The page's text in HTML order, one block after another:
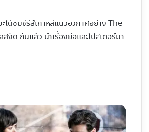
ะได้ชมซีรีส์เกาหลีแนวอวกาศอย่าง The
สงัด กันแล้ว นำเรื่องย่อและโปสเตอร์มา